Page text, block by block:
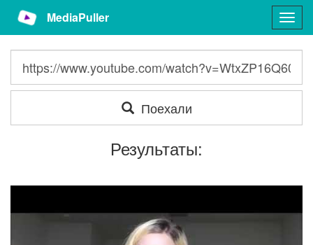
MediaPuller
Поехали
Результаты: